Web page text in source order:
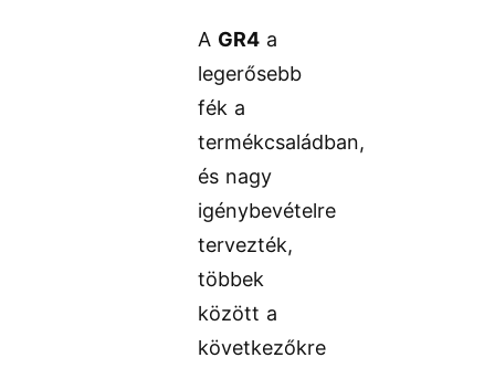
A GR4 a
legerősebb
fék a
termékcsaládban,
és nagy
igénybevételre
tervezték,
többek
között a
következőkre